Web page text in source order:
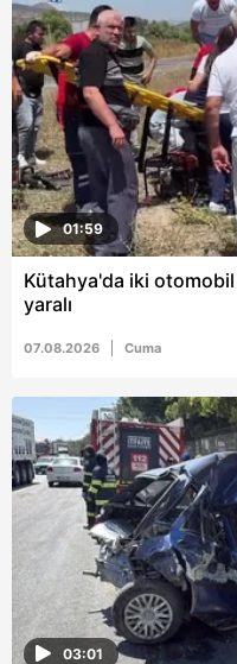
01:59
Kütahya'da iki otomobil
yaralı
07.08.2026 Cuma
03:01